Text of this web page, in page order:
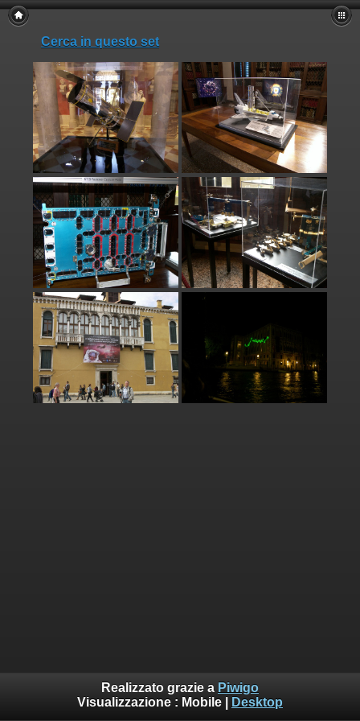
Cerca in questo set
Realizzato grazie a Piwigo
Visualizzazione : Mobile Desktop